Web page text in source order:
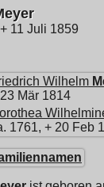
11 Juli 1859
Wilhelm
Mär 1814
1761, + 20 Feb